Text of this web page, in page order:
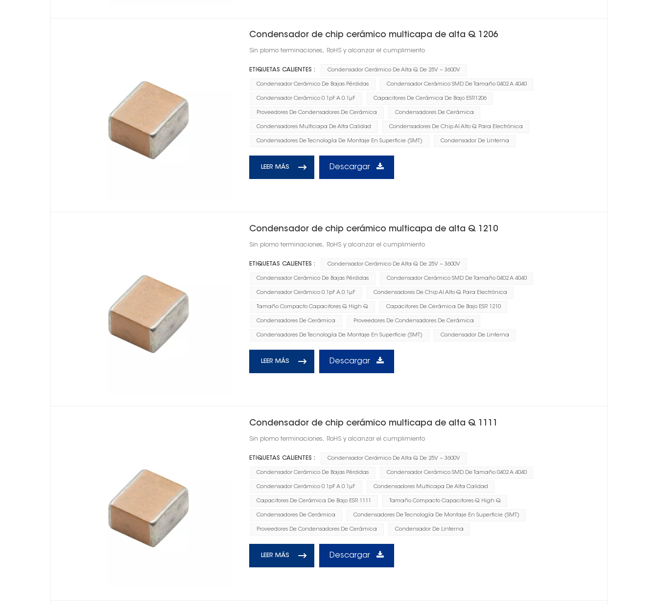
Condensador de chip cerámico multicapa de alta Q 1206
Sin plomo terminaciones, RoHS y alcanzar el cumplimiento
ETIQUETAS CALIENTES : Condensador Cerámico De Alta Q De 25V ~ 3600V
Condensador Cerámico De Bajas Pérdidas Condensador Cerámico SMD De Tamaño 0402 A 4040
Condensador Cerámico 0.1pF A 0.1μF Capacitores De Cerámica De Bajo ESR1206
Proveedores De Condensadores De Cerámica Condensadores De Cerámica
Condensadores Multicapa De Alta Calidad Condensadores De Chip Al Alto Q Para Electrónica
Condensadores De Tecnología De Montaje En Superficie (SMT) Condensador De Linterna
LEER MÁS Descargar
Condensador de chip cerámico multicapa de alta Q 1210
Sin plomo terminaciones, RoHS y alcanzar el cumplimiento
ETIQUETAS CALIENTES : Condensador Cerámico De Alta Q De 25V ~ 3600V
Condensador Cerámico De Bajas Pérdidas Condensador Cerámico SMD De Tamaño 0402 A 4040
Condensador Cerámico 0.1pF A 0.1μF Condensadores De Chip Al Alto Q Para Electrónica
Tamaño Compacto Capacitores Q High Q Capacitores De Cerámica De Bajo ESR 1210
Condensadores De Cerámica Proveedores De Condensadores De Cerámica
Condensadores De Tecnología De Montaje En Superficie (SMT) Condensador De Linterna
LEER MÁS Descargar
Condensador de chip cerámico multicapa de alta Q 1111
Sin plomo terminaciones, RoHS y alcanzar el cumplimiento
ETIQUETAS CALIENTES : Condensador Cerámico De Alta Q De 25V ~ 3600V
Condensador Cerámico De Bajas Pérdidas Condensador Cerámico SMD De Tamaño 0402 A 4040
Condensador Cerámico 0.1pF A 0.1μF Condensadores Multicapa De Alta Calidad
Capacitores De Cerámica De Bajo ESR 1111 Tamaño Compacto Capacitores Q High Q
Condensadores De Cerámica Condensadores De Tecnología De Montaje En Superficie (SMT)
Proveedores De Condensadores De Cerámica Condensador De Linterna
LEER MÁS Descargar